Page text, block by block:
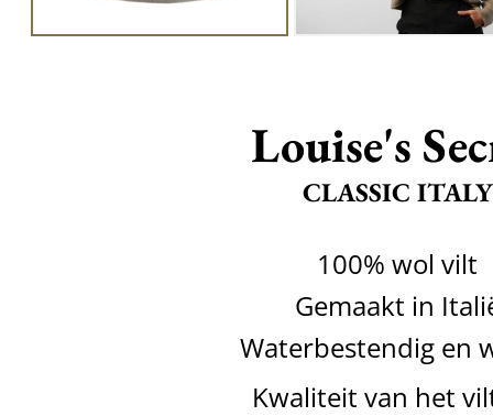
Louise's
CLASSIC ITALY
100% wol vilt
Gemaakt in
Waterbestendig en
Kwaliteit van het